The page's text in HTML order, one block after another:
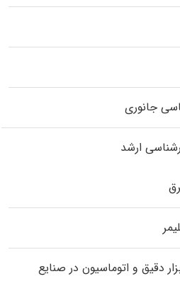
جانوری
ارشد
دقیق و اتوماسیون در صنایع